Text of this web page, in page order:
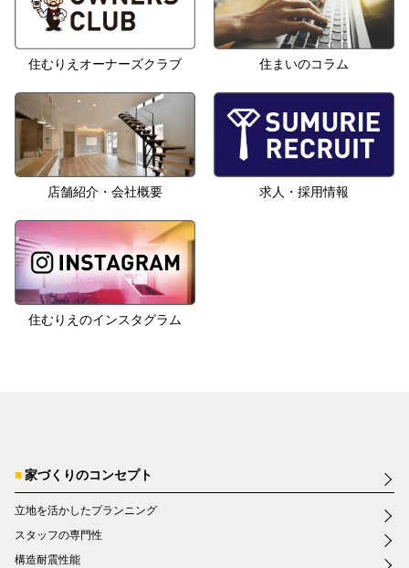
住むりえオーナーズクラブ 住まいのコラム
店舗紹介・会社概要 求人・採用情報
住むりえのインスタグラム
家づくりのコンセプト
立地を活かしたプランニング
スタッフの専門性
構造耐震性能